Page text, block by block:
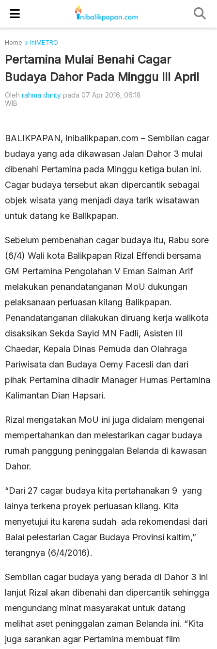
Home IniMETRO
Pertamina Mulai Benahi Cagar
Budaya Dahor Pada Minggu III April
Oleh rahma danty pada 07 Apr 2016, 06:18
WIB
BALIKPAPAN, Inibalikpapan.com – Sembilan cagar
budaya yang ada dikawasan Jalan Dahor 3 mulai
dibenahi Pertamina pada Minggu ketiga bulan ini.
Cagar budaya tersebut akan dipercantik sebagai
objek wisata yang menjadi daya tarik wisatawan
untuk datang ke Balikpapan.
Sebelum pembenahan cagar budaya itu, Rabu sore
(6/4) Wali kota Balikpapan Rizal Effendi bersama
GM Pertamina Pengolahan V Eman Salman Arif
melakukan penandatanganan MoU dukungan
pelaksanaan perluasan kilang Balikpapan.
Penandatanganan dilakukan diruang kerja walikota
disaksikan Sekda Sayid MN Fadli, Asisten III
Chaedar, Kepala Dinas Pemuda dan Olahraga
Pariwisata dan Budaya Oemy Facesli dan dari
pihak Pertamina dihadir Manager Humas Pertamina
Kalimantan Dian Hapsari.
Rizal mengatakan MoU ini juga didalam mengenai
mempertahankan dan melestarikan cagar budaya
rumah panggung peninggalan Belanda di kawasan
Dahor.
“Dari 27 cagar budaya kita pertahanakan 9 yang
lainya terkena proyek perluasan kilang. Kita
menyetujui itu karena sudah ada rekomendasi dari
Balai pelestarian Cagar Budaya Provinsi kaltim,”
terangnya (6/4/2016).
Sembilan cagar budaya yang berada di Dahor 3 ini
lanjut Rizal akan dibenahi dan dipercantik sehingga
mengundang minat masyarakat untuk datang
melihat aset peninggalan zaman Belanda ini. “Kita
juga sarankan agar Pertamina membuat film